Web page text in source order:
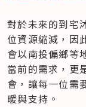
對於未來的到宅
位資源縮減，因
會以南投偏鄉等
當前的需求，更
會，讓每一位需
暖與支持。